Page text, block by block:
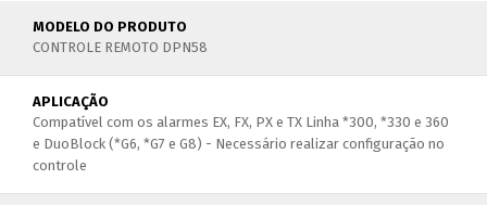
MODELO DO PRODUTO
CONTROLE REMOTO DPN58
APLICAÇÃO
Compatível com os alarmes EX, FX, PX e TX Linha *300, *330 e 360
e DuoBlock (*G6, *G7 e G8) - Necessário realizar configuração no
controle